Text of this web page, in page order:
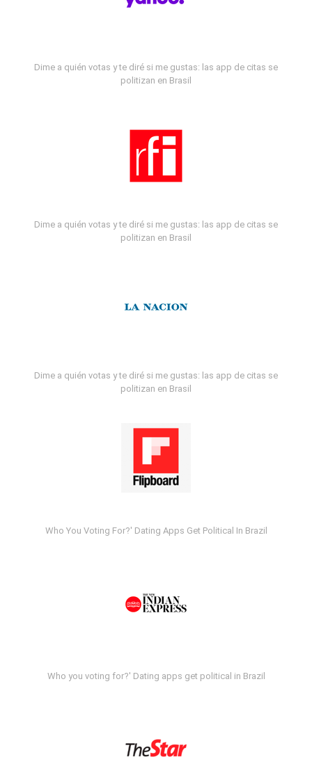
Dime a quién votas y te diré si me gustas: las app de citas se
politizan en Brasil
Dime a quién votas y te diré si me gustas: las app de citas se
politizan en Brasil
Dime a quién votas y te diré si me gustas: las app de citas se
politizan en Brasil
Who You Voting For?' Dating Apps Get Political In Brazil
Who you voting for?' Dating apps get political in Brazil